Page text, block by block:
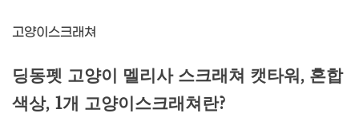
고양이스크래쳐
딩동펫 고양이 멜리사 스크래쳐 캣타워, 혼합
색상, 1개 고양이스크래쳐란?